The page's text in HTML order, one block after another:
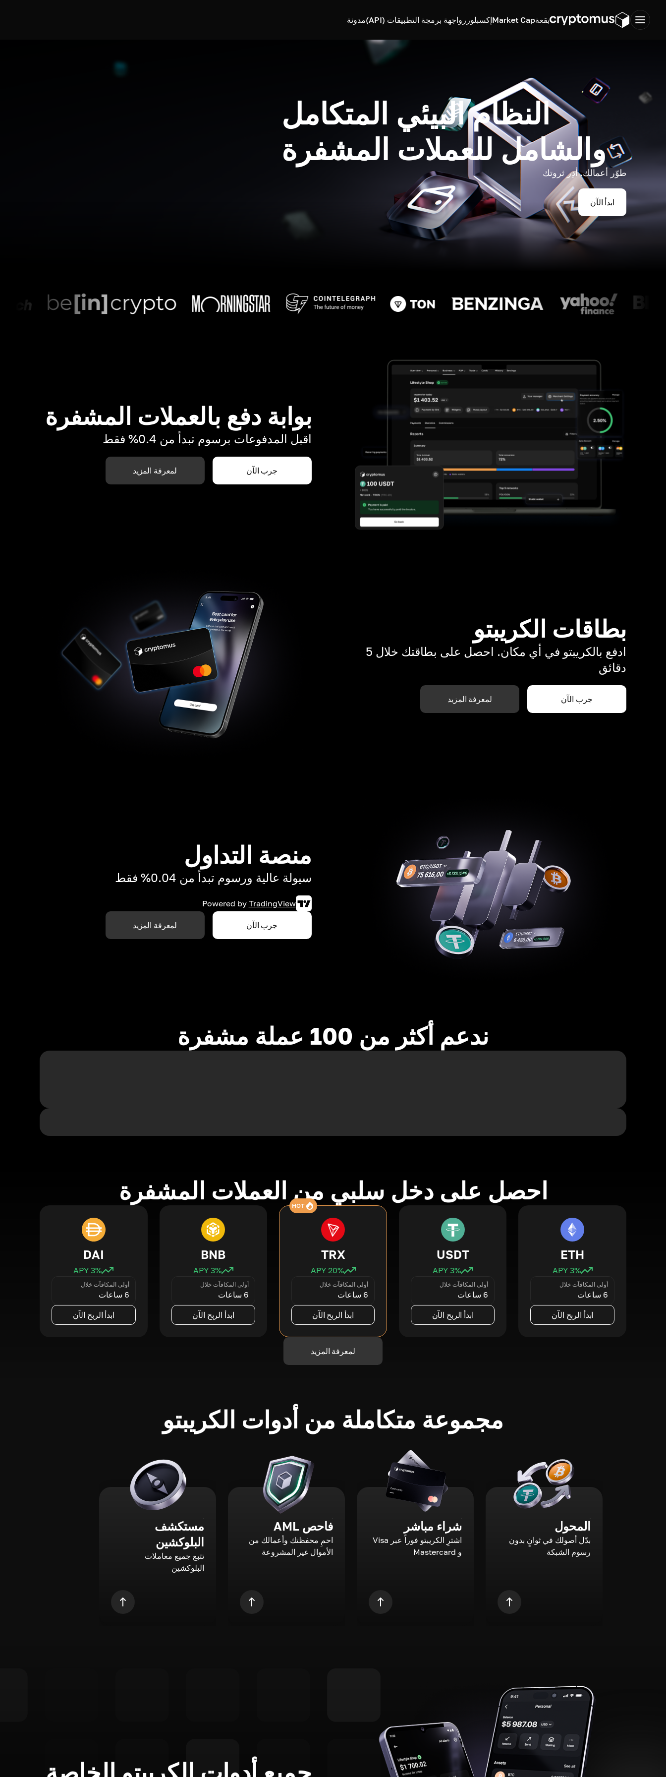
بقعةMarket Capإكسبلورر واجهة برمجة التطبيقات (API) مدونة
النظام البيئي المتكامل
والشامل للعملات المشفرة
طوّر أعمالك. أدِر ثروتك
ابدأ الآن
بوابة دفع بالعملات المشفرة
اقبل المدفوعات برسوم تبدأ من 0.4% فقط
جرب الآن لمعرفة المزيد
بطاقات الكريبتو
ادفع بالكريبتو في أي مكان. احصل على بطاقتك خلال 5
دقائق
جرب الآن لمعرفة المزيد
منصة التداول
سيولة عالية ورسوم تبدأ من 0.04% فقط
Powered by TradingView
جرب الآن لمعرفة المزيد
ندعم أكثر من 100 عملة مشفرة
احصل على دخل سلبي من العملات المشفرة
ETH
3% APY
أولى المكافآت خلال
6 ساعات
ابدأ الربح الآن
USDT
3% APY
أولى المكافآت خلال
6 ساعات
ابدأ الربح الآن
HOT
TRX
20% APY
أولى المكافآت خلال
6 ساعات
ابدأ الربح الآن
BNB
3% APY
أولى المكافآت خلال
6 ساعات
ابدأ الربح الآن
DAI
3% APY
أولى المكافآت خلال
6 ساعات
ابدأ الربح الآن
لمعرفة المزيد
مجموعة متكاملة من أدوات الكريبتو
المحول
بدّل أصولك في ثوانٍ بدون
رسوم الشبكة
شراء مباشر
اشترِ الكريبتو فوراً عبر Visa
و Mastercard
فاحص AML
احمِ محفظتك وأعمالك من
الأموال غير المشروعة
مستكشف
البلوكشين
تتبع جميع معاملات
البلوكشين